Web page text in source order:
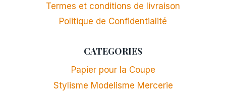
Termes et conditions de livraison
Politique de Confidentialité
CATEGORIES
Papier pour la Coupe
Stylisme Modelisme Mercerie